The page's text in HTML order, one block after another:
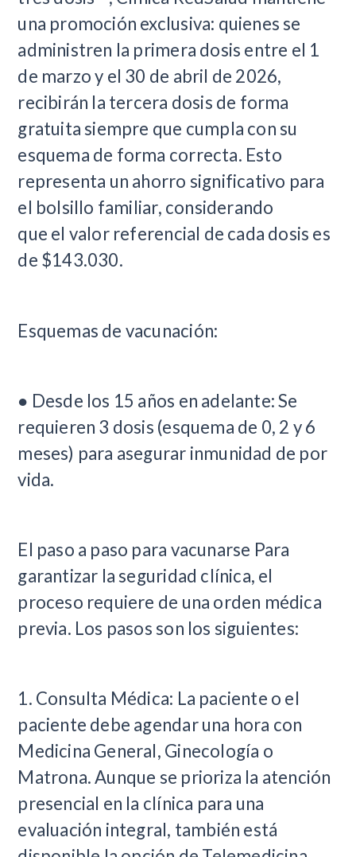
una promoción exclusiva: quienes se
administren la primera dosis entre el 1
de marzo y el 30 de abril de 2026,
recibirán la tercera dosis de forma
gratuita siempre que cumpla con su
esquema de forma correcta. Esto
representa un ahorro significativo para
el bolsillo familiar, considerando
que el valor referencial de cada dosis es
de $143.030.
Esquemas de vacunación:
● Desde los 15 años en adelante: Se
requieren 3 dosis (esquema de 0, 2 y 6
meses) para asegurar inmunidad de por
vida.
El paso a paso para vacunarse Para
garantizar la seguridad clínica, el
proceso requiere de una orden médica
previa. Los pasos son los siguientes:
1. Consulta Médica: La paciente o el
paciente debe agendar una hora con
Medicina General, Ginecología o
Matrona. Aunque se prioriza la atención
presencial en la clínica para una
evaluación integral, también está